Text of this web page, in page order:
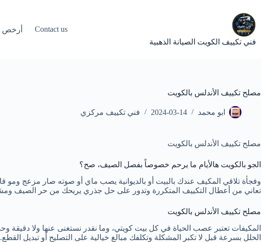
إلى
المحتوى
فني تكييف الكويت الصيانة الذهبية
Contact us أرخص
مصلح تكييف الأندلس بالكويت
ابو محمد 2024-03-14 فني تكييف مركزي
مصلح تكييف الأندلس بالكويت
الجو بالكويت هالأيام ما يرحم خصوصاً بفصل الصيف، صح؟
وفجأة تلاقي المكيف عندك بالبيت أو بالديوانية يصب ماي أو صوته صار مزعج ومو
تعاني من أعطال التكييف المتكررة وتدور على حل جذري يريحك من حر الصيف
مصلح تكييف الأندلس بالكويت
المكيفات تعتبر عصب الحياة في كل بيت كويتي، وما نقدر نستغنى عنها ولا دقيقة
الخلل بسرعة قبل لا تكبر المشكلة وتكلفك مبالغ خيالية على التصليح أو تبديل القطع.